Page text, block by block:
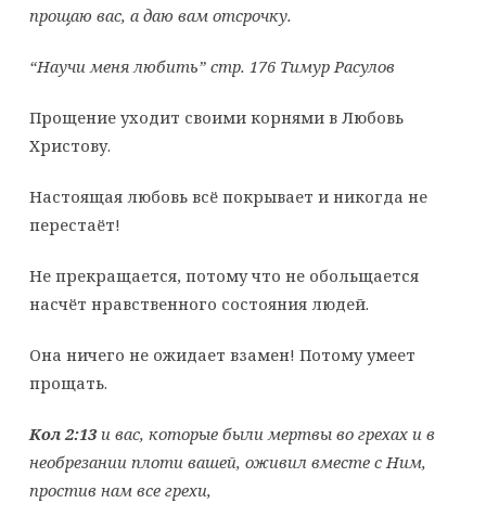
прощаю вас, а даю вам отсрочку.
“Научи меня любить” стр. 176 Тимур Расулов
Прощение уходит своими корнями в Любовь
Христову.
Настоящая любовь всё покрывает и никогда не
перестаёт!
Не прекращается, потому что не обольщается
насчёт нравственного состояния людей.
Она ничего не ожидает взамен! Потому умеет
прощать.
Кол 2:13и вас, которые были мертвы во грехах и в
необрезании плоти вашей, оживил вместе с Ним,
простив нам все грехи,